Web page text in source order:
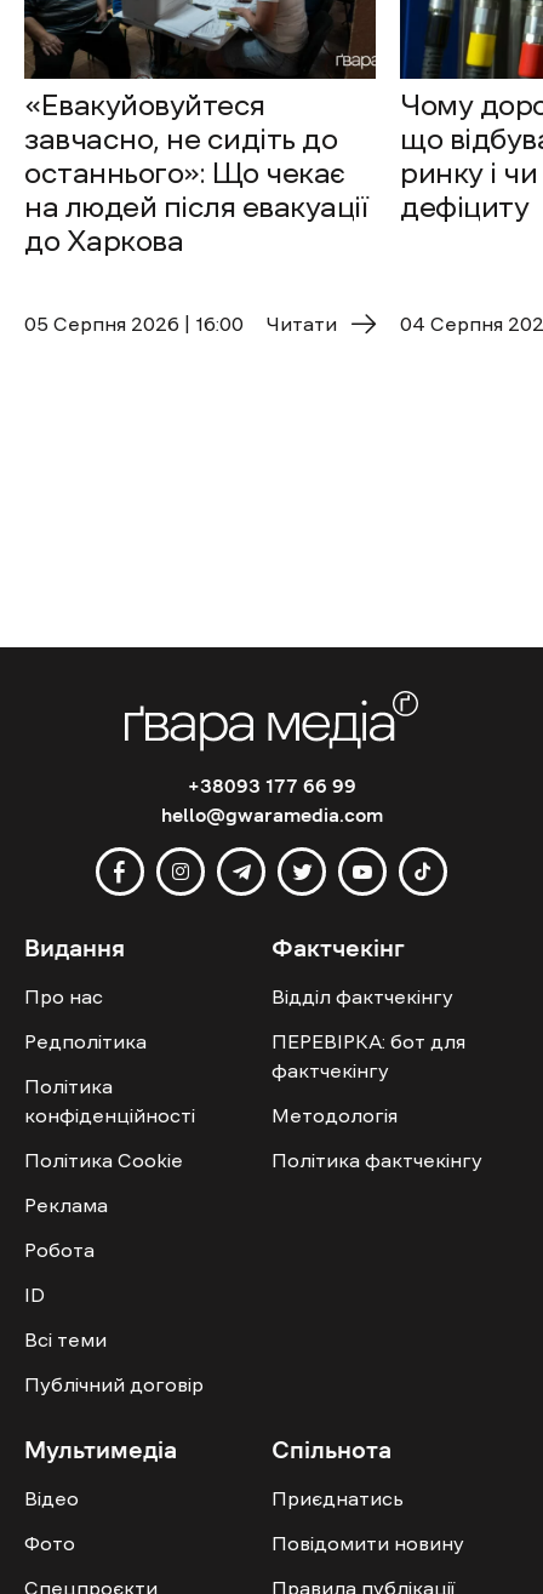
«Евакуйовуйтеся
завчасно, не сидіть до
останнього»: Що чекає
на людей після евакуації
до Харкова
05 Cерпня 2026 | 16:00 Читати
Чому
що
ринку і
дефіциту
04 Cерпня
+38093 177 66 99
hello@gwaramedia.com
Видання
Про нас
Редполітика
Політика
конфіденційності
Політика Cookie
Реклама
Робота
ID
Всі теми
Публічний договір
Фактчекінг
Відділ фактчекінгу
ПЕРЕВІРКА: бот для
фактчекінгу
Методологія
Політика фактчекінгу
Мультимедіа
Відео
Фото
Спецпроєкти
Спільнота
Приєднатись
Повідомити новину
Правила публікації